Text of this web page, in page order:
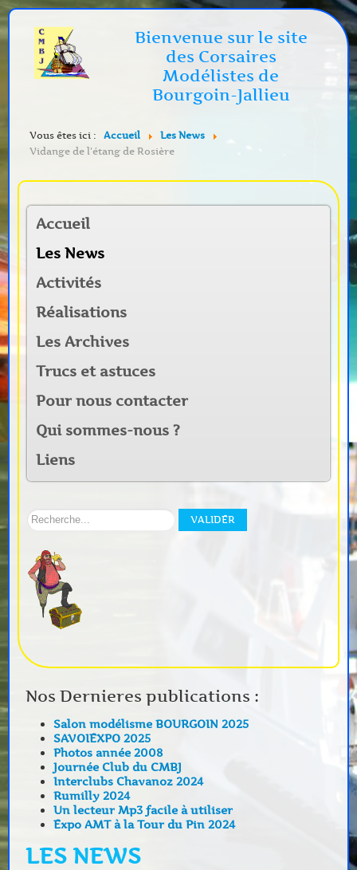
Bienvenue sur le site
des Corsaires
Modélistes de
Bourgoin-Jallieu
Vous êtes ici : Accueil
Les News
Vidange de l'étang de Rosière
Accueil
Les News
Activités
Réalisations
Les Archives
Trucs et astuces
Pour nous contacter
Qui sommes-nous ?
Liens
Rechercher
site:
VALIDER
Nos Dernieres publications :
Salon modélisme BOURGOIN 2025
SAVOIEXPO 2025
Photos année 2008
Journée Club du CMBJ
Interclubs Chavanoz 2024
Rumilly 2024
Un lecteur Mp3 facile à utiliser
Expo AMT à la Tour du Pin 2024
LES NEWS